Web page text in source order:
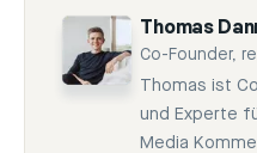
Thomas
Co-Founder,
Thomas ist
und Experte
Media